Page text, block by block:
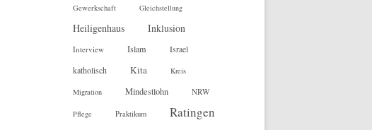
Gewerkschaft Gleichstellung
Heiligenhaus Inklusion
Interview Islam Israel
katholisch Kita Kreis
Migration Mindestlohn NRW
Pflege Praktikum Ratingen